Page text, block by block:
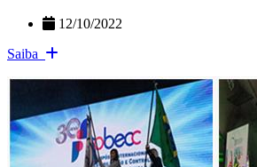
12/10/2022
Saiba